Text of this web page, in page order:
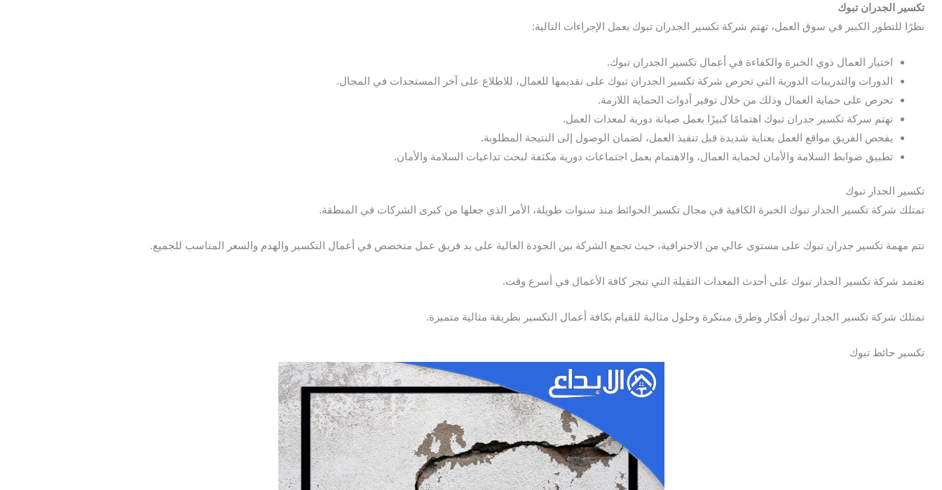
تكسير الجدران تبوك
نظرًا للتطور الكبير في سوق العمل، تهتم شركة تكسير الجدران تبوك بعمل الإجراءات التالية:
اختيار العمال ذوي الخبرة والكفاءة في أعمال تكسير الجدران تبوك.
الدورات والتدريبات الدورية التي تحرص شركة تكسير الجدران تبوك على تقديمها للعمال، للاطلاع على آخر المستجدات في المجال.
تحرص على حماية العمال وذلك من خلال توفير أدوات الحماية اللازمة.
تهتم سركة تكسير جدران تبوك اهتمامًا كبيرًا بعمل صيانة دورية لمعدات العمل.
يفحص الفريق مواقع العمل بعناية شديدة قبل تنفيذ العمل، لضمان الوصول إلى النتيجة المطلوبة.
تطبيق ضوابط السلامة والأمان لحماية العمال، والاهتمام بعمل اجتماعات دورية مكثفة لبحث تداعيات السلامة والأمان.
تكسير الجدار تبوك
تمتلك شركة تكسير الجدار تبوك الخبرة الكافية في مجال تكسير الحوائط منذ سنوات طويلة، الأمر الذي جعلها من كبرى الشركات في المنطقة.
تتم مهمة تكسير جدران تبوك على مستوى عالي من الاحترافية، حيث تجمع الشركة بين الجودة العالية على يد فريق عمل متخصص في أعمال التكسير والهدم والسعر المناسب للجميع.
تعتمد شركة تكسير الجدار تبوك على أحدث المعدات الثقيلة التي تنجز كافة الأعمال في أسرع وقت.
تمتلك شركة تكسير الجدار تبوك أفكار وطرق مبتكرة وحلول مثالية للقيام بكافة أعمال التكسير بطريقة مثالية متميزة.
تكسير حائط تبوك